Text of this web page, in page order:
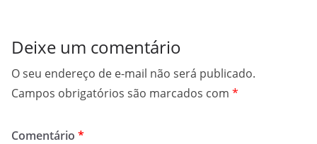
Deixe um comentário
O seu endereço de e-mail não será publicado.
Campos obrigatórios são marcados com *
Comentário *